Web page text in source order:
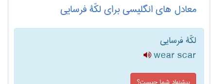
معادل های انگلیسی برای لکّۀ فرسایی
لکّۀ فرسایی
wear scar